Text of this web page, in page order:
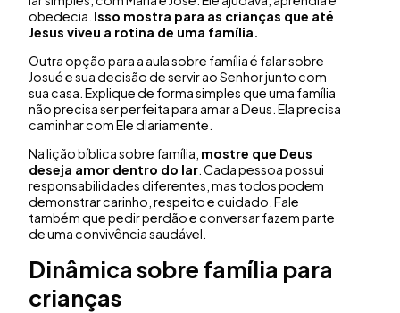
obedecia. Isso mostra para as crianças que até
Jesus viveu a rotina de uma família.
Outra opção para a aula sobre família é falar sobre
Josué e sua decisão de servir ao Senhor junto com
sua casa. Explique de forma simples que uma família
não precisa ser perfeita para amar a Deus. Ela precisa
caminhar com Ele diariamente.
Na lição bíblica sobre família, mostre que Deus
deseja amor dentro do lar . Cada pessoa possui
responsabilidades diferentes, mas todos podem
demonstrar carinho, respeito e cuidado. Fale
também que pedir perdão e conversar fazem parte
de uma convivência saudável.
Dinâmica sobre família para
crianças